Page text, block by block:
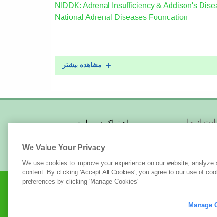
NIDDK: Adrenal Insufficiency & Addison's
National Adrenal Diseases Foundation
مشاهده بیشتر
اشتراک در سایت از ما
We Value Your Privacy
We use cookies to improve your experience on our website,
content. By clicking 'Accept All Cookies', you agree to our use of
preferences by clicking 'Manage Cookies'.
Manage